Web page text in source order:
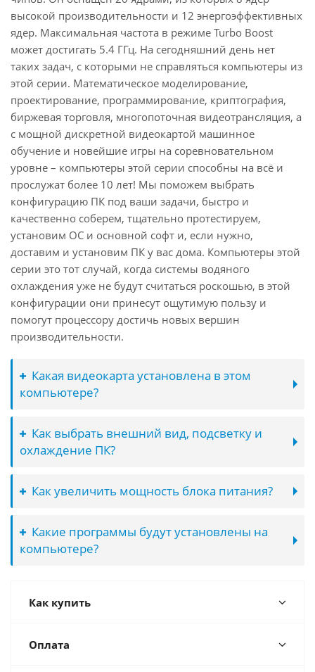
высокой производительности и 12 энергоэффективных
ядер. Максимальная частота в режиме Turbo Boost
может достигать 5.4 ГГц. На сегодняшний день нет
таких задач, с которыми не справляться компьютеры из
этой серии. Математическое моделирование,
проектирование, программирование, криптография,
биржевая торговля, многопоточная видеотрансляция, а
с мощной дискретной видеокартой машинное
обучение и новейшие игры на соревновательном
уровне – компьютеры этой серии способны на всё и
прослужат более 10 лет! Мы поможем выбрать
конфигурацию ПК под ваши задачи, быстро и
качественно соберем, тщательно протестируем,
установим ОС и основной софт и, если нужно,
доставим и установим ПК у вас дома. Компьютеры этой
серии это тот случай, когда системы водяного
охлаждения уже не будут считаться роскошью, в этой
конфигурации они принесут ощутимую пользу и
помогут процессору достичь новых вершин
производительности.
Какая видеокарта установлена в этом
компьютере?
Как выбрать внешний вид, подсветку и
охлаждение ПК?
Как увеличить мощность блока питания?
Какие программы будут установлены на
компьютере?
Как купить
Оплата